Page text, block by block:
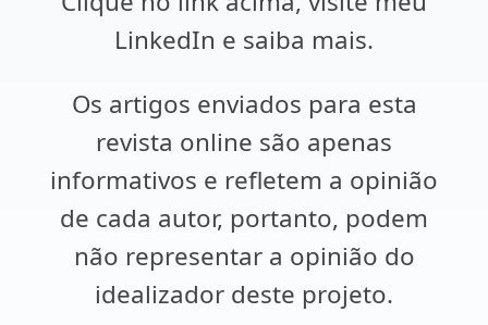
LinkedIn e saiba mais.
Os artigos enviados para esta
revista online são apenas
informativos e refletem a opinião
de cada autor, portanto, podem
não representar a opinião do
idealizador deste projeto.